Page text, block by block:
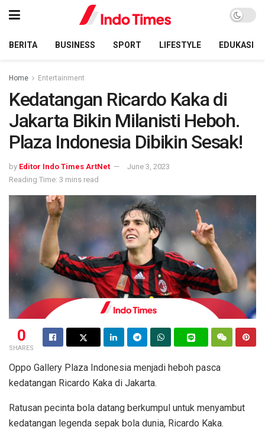
BERITA BUSINESS SPORT LIFESTYLE EDUKASI
Home Entertainment
Kedatangan Ricardo Kaka di
Jakarta Bikin Milanisti Heboh.
Plaza Indonesia Dibikin Sesak!
by Editor Indo Times ArtNet
June 3, 2023
Reading Time: 3 mins read
0
SHARES
Oppo Gallery Plaza Indonesia menjadi heboh pasca
kedatangan Ricardo Kaka di Jakarta.
Ratusan pecinta bola datang berkumpul untuk menyambut
kedatangan legenda sepak bola dunia, Ricardo Kaka.